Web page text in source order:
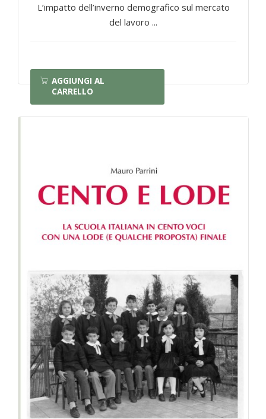
L’impatto dell’inverno demografico sul mercato
del lavoro ...
AGGIUNGI AL
CARRELLO